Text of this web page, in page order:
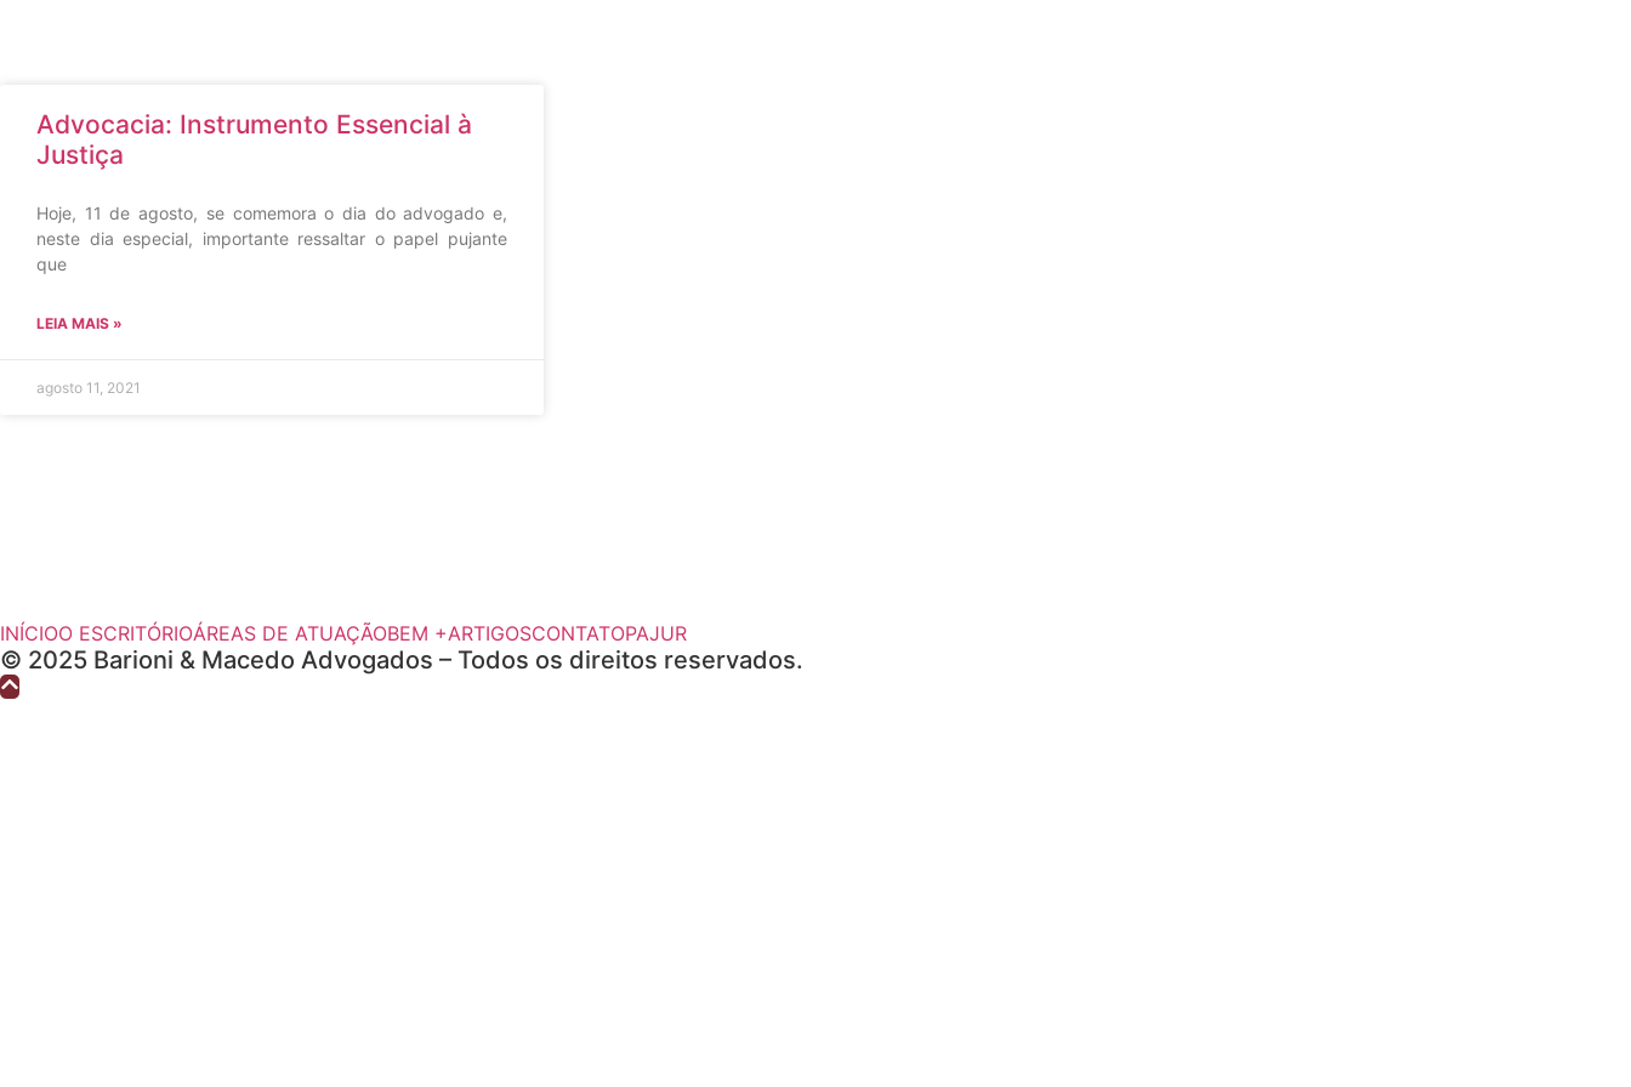
Advocacia: Instrumento Essencial à
Justiça
Hoje, 11 de agosto, se comemora o dia do advogado e,
neste dia especial, importante ressaltar o papel pujante
que
LEIA MAIS »
agosto 11, 2021
INÍCIOO ESCRITÓRIOÁREAS DE ATUAÇÃOBEM +ARTIGOSCONTATOPAJUR
© 2025 Barioni & Macedo Advogados – Todos os direitos reservados.